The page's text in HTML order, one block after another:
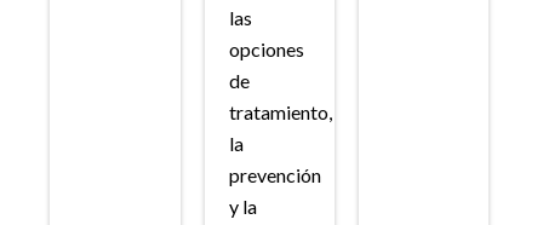
las
opciones
de
tratamiento,
la
prevención
y la